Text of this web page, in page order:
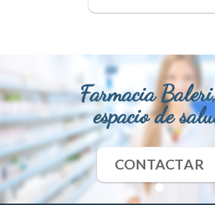
Farmacia
espacio de
CONTACTAR